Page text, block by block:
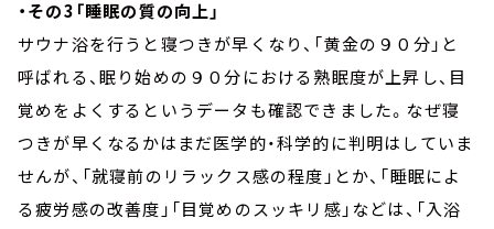
・その3「睡眠の質の向上」
サウナ浴を行うと寝つきが早くなり、「黄金の９０分」と
呼ばれる、眠り始めの９０分における熟眠度が上昇し、目
覚めをよくするというデータも確認できました。なぜ寝
つきが早くなるかはまだ医学的・科学的に判明はしていま
せんが、「就寝前のリラックス感の程度」とか、「睡眠によ
る疲労感の改善度」「目覚めのスッキリ感」などは、「入浴